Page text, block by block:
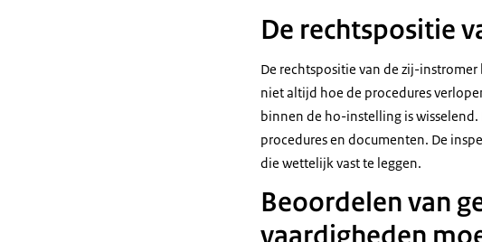
De rechtspositie
De rechtspositie van de zij-
niet altijd hoe de procedures
binnen de ho-instelling is
procedures en documenten. De
die wettelijk vast te leggen.
Beoordelen van